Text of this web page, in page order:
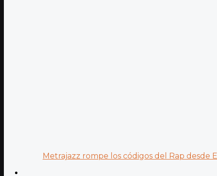
Metrajazz rompe los códigos del Rap desde